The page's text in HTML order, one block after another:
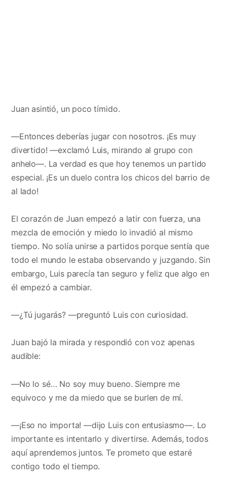
Juan asintió, un poco tímido.
—Entonces deberías jugar con nosotros. ¡Es muy
divertido! —exclamó Luis, mirando al grupo con
anhelo—. La verdad es que hoy tenemos un partido
especial. ¡Es un duelo contra los chicos del barrio de
al lado!
El corazón de Juan empezó a latir con fuerza, una
mezcla de emoción y miedo lo invadió al mismo
tiempo. No solía unirse a partidos porque sentía que
todo el mundo le estaba observando y juzgando. Sin
embargo, Luis parecía tan seguro y feliz que algo en
él empezó a cambiar.
—¿Tú jugarás? —preguntó Luis con curiosidad.
Juan bajó la mirada y respondió con voz apenas
audible:
—No lo sé… No soy muy bueno. Siempre me
equivoco y me da miedo que se burlen de mí.
—¡Eso no importa! —dijo Luis con entusiasmo—. Lo
importante es intentarlo y divertirse. Además, todos
aquí aprendemos juntos. Te prometo que estaré
contigo todo el tiempo.